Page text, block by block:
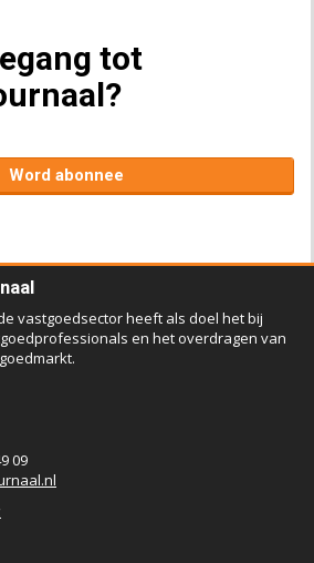
tot
Word abonnee
vastgoedsector heeft als doel het bij
en het overdragen van
09